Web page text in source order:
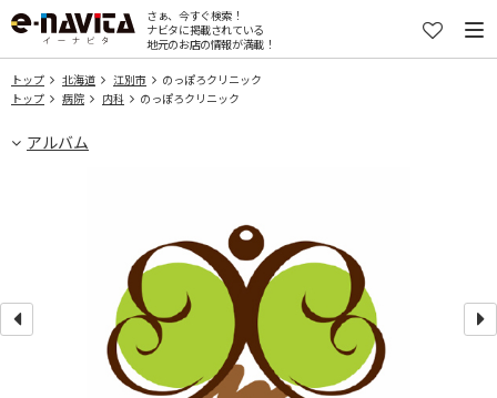
さぁ、今すぐ検索！
ナビタに掲載されている
地元のお店の情報が満載！
トップ 北海道 江別市
のっぽろクリニック
トップ
病院 内科 のっぽろクリニック
アルバム